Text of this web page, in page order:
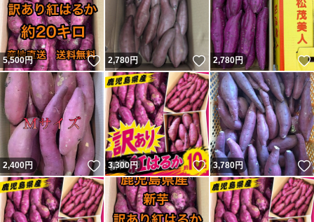
最後まで読んでいただき、ありがとうございます。
5,500円 いいね！
2,780円 いいね！
2,780円
2,400円 いいね！
3,300円 いいね！
3,780円